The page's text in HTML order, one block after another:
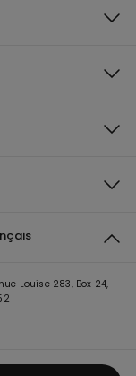
Louise 283, Box 24,